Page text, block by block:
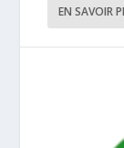
EN SAVOIR